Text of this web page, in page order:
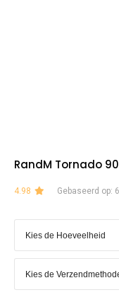
RandM Tornado
4.98 Gebaseerd op: